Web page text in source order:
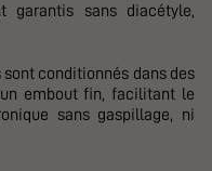
garantis sans diacétyle,
sont conditionnés dans des
embout fin, facilitant le
sans gaspillage, ni